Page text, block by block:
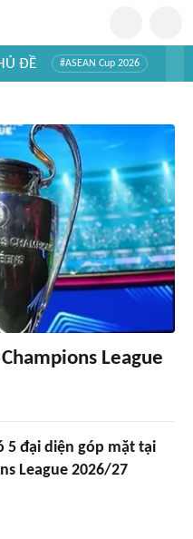
ĐỀ #ASEAN Cup 2026
League
5 đại diện góp mặt tại
League 2026/27